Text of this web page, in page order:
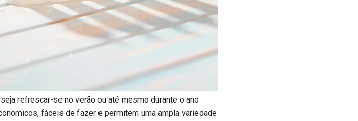
refrescar-se no verão ou até mesmo durante o ano
fáceis de fazer e permitem uma ampla variedade